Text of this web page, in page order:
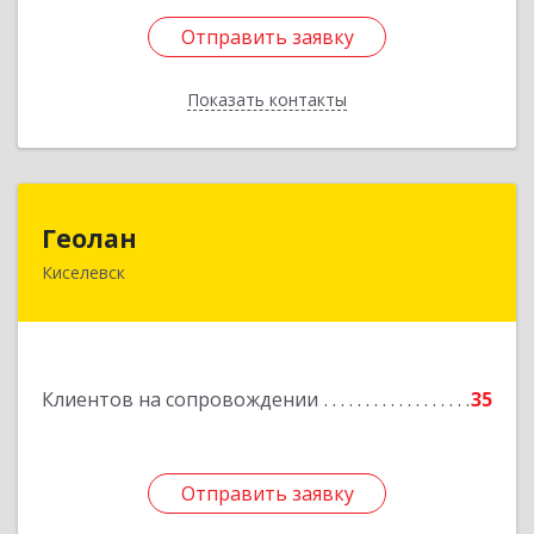
Отправить заявку
Показать контакты
Отправить заявку
Назад
Геолан
Киселевск
Клиентов на сопровождении 35
Отправить заявку
Отправить заявку